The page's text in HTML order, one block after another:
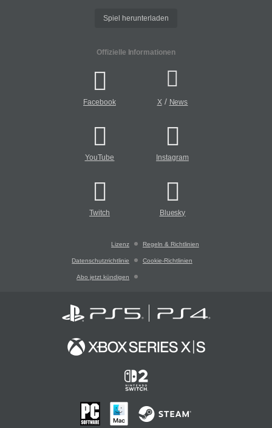
Spiel herunterladen
Offizielle Informationen
Facebook X/ News
YouTube Instagram
Twitch Bluesky
Lizenz Regeln & Richtlinien
Datenschutzrichtlinie Cookie-Richtlinien
Abo jetzt kündigen